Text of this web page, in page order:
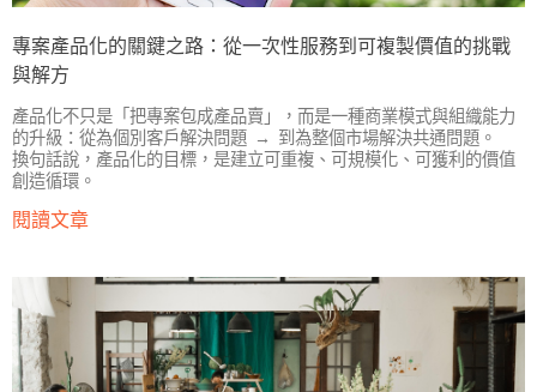
專案產品化的關鍵之路：從一次性服務到可複製價值的挑戰
與解方
產品化不只是「把專案包成產品賣」，而是一種商業模式與組織能力
的升級：從為個別客戶解決問題 → 到為整個市場解決共通問題。
換句話說，產品化的目標，是建立可重複、可規模化、可獲利的價值
創造循環。
閱讀文章